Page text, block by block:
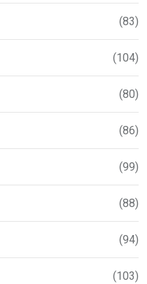
(83)
(104)
(80)
(86)
(99)
(88)
(94)
(103)